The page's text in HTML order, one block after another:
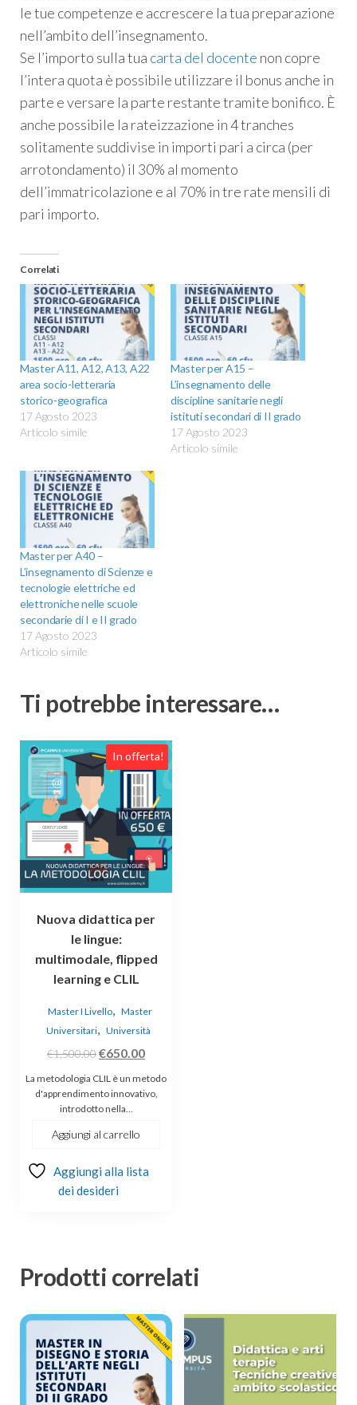
le tue competenze e accrescere la tua preparazione
nell’ambito dell’insegnamento.
Se l’importo sulla tua carta del docente non copre
l’intera quota è possibile utilizzare il bonus anche in
parte e versare la parte restante tramite bonifico. È
anche possibile la rateizzazione in 4 tranches
solitamente suddivise in importi pari a circa (per
arrotondamento) il 30% al momento
dell’immatricolazione e al 70% in tre rate mensili di
pari importo.
Correlati
Master A11, A12, A13, A22
area socio-letteraria
storico-geografica
17 Agosto 2023
Articolo simile
Master per A15 –
L’insegnamento delle
discipline sanitarie negli
istituti secondari di II grado
17 Agosto 2023
Articolo simile
Master per A40 –
L’insegnamento di Scienze e
tecnologie elettriche ed
elettroniche nelle scuole
secondarie di I e II grado
17 Agosto 2023
Articolo simile
Ti potrebbe interessare…
In offerta!
Nuova didattica per
le lingue:
multimodale, flipped
learning e CLIL
Master I Livello, Master
Universitari, Università
€1,500.00Il
originale
era:
€1,500.00.
€650.00Il
prezzo
attuale
La metodologia CLIL è un metodo
d'apprendimento innovativo,
introdotto nella…
Aggiungi al carrello
Aggiungi alla lista
dei desideri
Prodotti correlati